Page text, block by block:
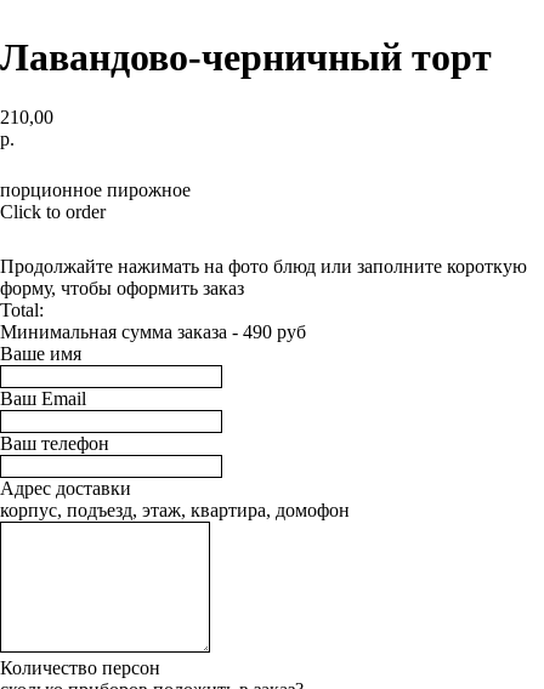
Лавандово-черничный торт
210,00
р.
порционное пирожное
Click to order
Продолжайте нажимать на фото блюд или заполните короткую
форму, чтобы оформить заказ
Total:
Минимальная сумма заказа - 490 руб
Ваше имя
Ваш Email
Ваш телефон
Адрес доставки
корпус, подъезд, этаж, квартира, домофон
Количество персон